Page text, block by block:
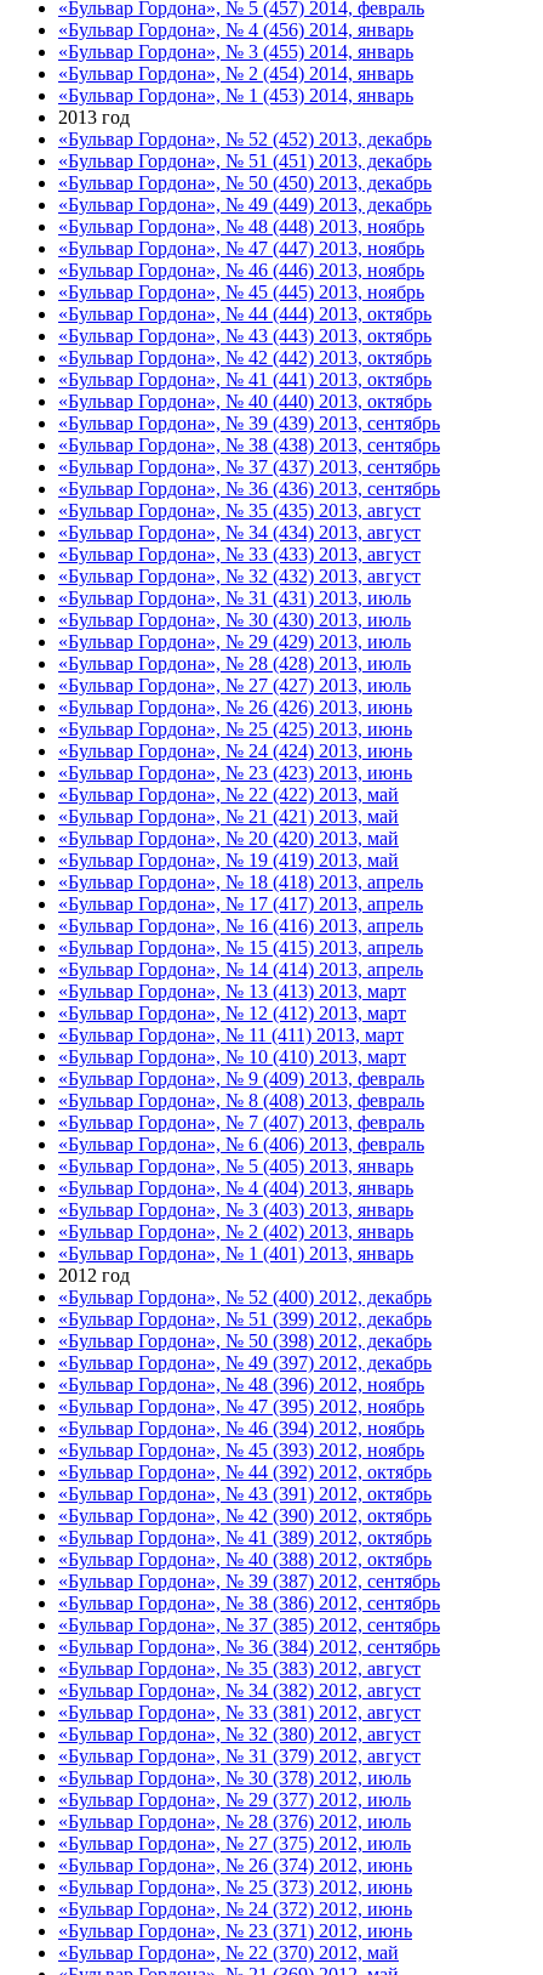
«Бульвар Гордона», № 5 (457) 2014, февраль
«Бульвар Гордона», № 4 (456) 2014, январь
«Бульвар Гордона», № 3 (455) 2014, январь
«Бульвар Гордона», № 2 (454) 2014, январь
«Бульвар Гордона», № 1 (453) 2014, январь
2013 год
«Бульвар Гордона», № 52 (452) 2013, декабрь
«Бульвар Гордона», № 51 (451) 2013, декабрь
«Бульвар Гордона», № 50 (450) 2013, декабрь
«Бульвар Гордона», № 49 (449) 2013, декабрь
«Бульвар Гордона», № 48 (448) 2013, ноябрь
«Бульвар Гордона», № 47 (447) 2013, ноябрь
«Бульвар Гордона», № 46 (446) 2013, ноябрь
«Бульвар Гордона», № 45 (445) 2013, ноябрь
«Бульвар Гордона», № 44 (444) 2013, октябрь
«Бульвар Гордона», № 43 (443) 2013, октябрь
«Бульвар Гордона», № 42 (442) 2013, октябрь
«Бульвар Гордона», № 41 (441) 2013, октябрь
«Бульвар Гордона», № 40 (440) 2013, октябрь
«Бульвар Гордона», № 39 (439) 2013, сентябрь
«Бульвар Гордона», № 38 (438) 2013, сентябрь
«Бульвар Гордона», № 37 (437) 2013, сентябрь
«Бульвар Гордона», № 36 (436) 2013, сентябрь
«Бульвар Гордона», № 35 (435) 2013, август
«Бульвар Гордона», № 34 (434) 2013, август
«Бульвар Гордона», № 33 (433) 2013, август
«Бульвар Гордона», № 32 (432) 2013, август
«Бульвар Гордона», № 31 (431) 2013, июль
«Бульвар Гордона», № 30 (430) 2013, июль
«Бульвар Гордона», № 29 (429) 2013, июль
«Бульвар Гордона», № 28 (428) 2013, июль
«Бульвар Гордона», № 27 (427) 2013, июль
«Бульвар Гордона», № 26 (426) 2013, июнь
«Бульвар Гордона», № 25 (425) 2013, июнь
«Бульвар Гордона», № 24 (424) 2013, июнь
«Бульвар Гордона», № 23 (423) 2013, июнь
«Бульвар Гордона», № 22 (422) 2013, май
«Бульвар Гордона», № 21 (421) 2013, май
«Бульвар Гордона», № 20 (420) 2013, май
«Бульвар Гордона», № 19 (419) 2013, май
«Бульвар Гордона», № 18 (418) 2013, апрель
«Бульвар Гордона», № 17 (417) 2013, апрель
«Бульвар Гордона», № 16 (416) 2013, апрель
«Бульвар Гордона», № 15 (415) 2013, апрель
«Бульвар Гордона», № 14 (414) 2013, апрель
«Бульвар Гордона», № 13 (413) 2013, март
«Бульвар Гордона», № 12 (412) 2013, март
«Бульвар Гордона», № 11 (411) 2013, март
«Бульвар Гордона», № 10 (410) 2013, март
«Бульвар Гордона», № 9 (409) 2013, февраль
«Бульвар Гордона», № 8 (408) 2013, февраль
«Бульвар Гордона», № 7 (407) 2013, февраль
«Бульвар Гордона», № 6 (406) 2013, февраль
«Бульвар Гордона», № 5 (405) 2013, январь
«Бульвар Гордона», № 4 (404) 2013, январь
«Бульвар Гордона», № 3 (403) 2013, январь
«Бульвар Гордона», № 2 (402) 2013, январь
«Бульвар Гордона», № 1 (401) 2013, январь
2012 год
«Бульвар Гордона», № 52 (400) 2012, декабрь
«Бульвар Гордона», № 51 (399) 2012, декабрь
«Бульвар Гордона», № 50 (398) 2012, декабрь
«Бульвар Гордона», № 49 (397) 2012, декабрь
«Бульвар Гордона», № 48 (396) 2012, ноябрь
«Бульвар Гордона», № 47 (395) 2012, ноябрь
«Бульвар Гордона», № 46 (394) 2012, ноябрь
«Бульвар Гордона», № 45 (393) 2012, ноябрь
«Бульвар Гордона», № 44 (392) 2012, октябрь
«Бульвар Гордона», № 43 (391) 2012, октябрь
«Бульвар Гордона», № 42 (390) 2012, октябрь
«Бульвар Гордона», № 41 (389) 2012, октябрь
«Бульвар Гордона», № 40 (388) 2012, октябрь
«Бульвар Гордона», № 39 (387) 2012, сентябрь
«Бульвар Гордона», № 38 (386) 2012, сентябрь
«Бульвар Гордона», № 37 (385) 2012, сентябрь
«Бульвар Гордона», № 36 (384) 2012, сентябрь
«Бульвар Гордона», № 35 (383) 2012, август
«Бульвар Гордона», № 34 (382) 2012, август
«Бульвар Гордона», № 33 (381) 2012, август
«Бульвар Гордона», № 32 (380) 2012, август
«Бульвар Гордона», № 31 (379) 2012, август
«Бульвар Гордона», № 30 (378) 2012, июль
«Бульвар Гордона», № 29 (377) 2012, июль
«Бульвар Гордона», № 28 (376) 2012, июль
«Бульвар Гордона», № 27 (375) 2012, июль
«Бульвар Гордона», № 26 (374) 2012, июнь
«Бульвар Гордона», № 25 (373) 2012, июнь
«Бульвар Гордона», № 24 (372) 2012, июнь
«Бульвар Гордона», № 23 (371) 2012, июнь
«Бульвар Гордона», № 22 (370) 2012, май